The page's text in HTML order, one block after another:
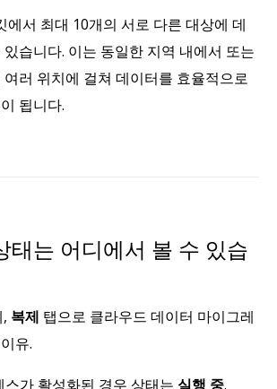
에서 최대 10개의 서로 다른 대상에 데
습니다. 이는 동일한 지역 내에서 또는
러 위치에 걸쳐 데이터를 효율적으로
됩니다.
태는 어디에서 볼 수 있습
복제 탭으로 클라우드 데이터 마이그레
유.
스가 활성화된 경우 상태는 실행 중.